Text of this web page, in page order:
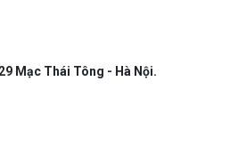
Mạc Thái Tông - Hà Nội.